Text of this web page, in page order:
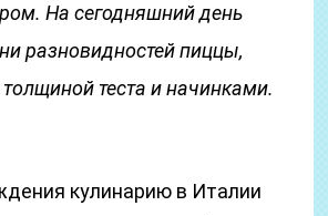
На сегодняшний день
разновидностей пиццы,
теста и начинками.
кулинарию в Италии